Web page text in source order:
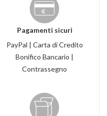
Pagamenti sicuri
PayPal | Carta di Credito
Bonifico Bancario |
Contrassegno